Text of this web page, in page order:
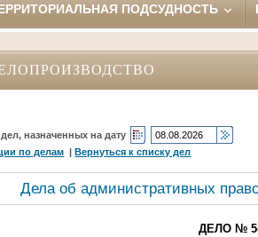
ПОДСУДНОСТЬ
назначенных на дату
по делам |Вернуться к списку дел
Дела об административных
ДЕЛО № 5-